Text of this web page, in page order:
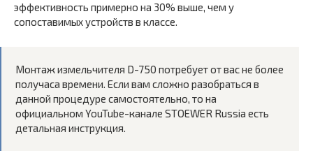
эффективность примерно на 30% выше, чем у
сопоставимых устройств в классе.
Монтаж измельчителя D-750 потребует от вас не более
получаса времени. Если вам сложно разобраться в
данной процедуре самостоятельно, то на
официальном YouTube-канале STOEWER Russia есть
детальная инструкция.